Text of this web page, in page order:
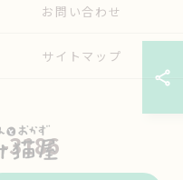
3186
お問い合わせ
サイトマップ